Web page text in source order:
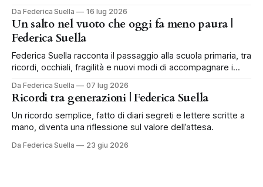
Da Federica Suella 16 lug 2026
Un salto nel vuoto che oggi fa meno paura |
Federica Suella
Federica Suella racconta il passaggio alla scuola primaria, tra
ricordi, occhiali, fragilità e nuovi modi di accompagnare i
Da Federica Suella 07 lug 2026
Ricordi tra generazioni | Federica Suella
Un ricordo semplice, fatto di diari segreti e lettere scritte a
mano, diventa una riflessione sul valore dell’attesa.
Da Federica Suella 23 giu 2026